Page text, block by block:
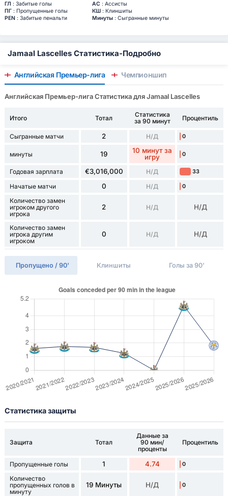
ГЛ : Забитые голы АС : Ассисты
ПГ: Пропущенные голы КШ: Клиншиты
PEN : Забитые пенальти Минуты: Сыгранные минуты
Jamaal Lascelles Статистика-Подробно
Английская Премьер-лига Чемпионшип
Английская Премьер-лига Статистика для Jamaal Lascelles
Итого Тотал
Статистика
за 90 минут
Процентиль
Сыгранные матчи 2 Н/Д 0
минуты 19
10 минут за
игру
0
Годовая зарплата €3,016,000 Н/Д 33
Начатые матчи 0 Н/Д 0
Количество замен
игроком другого
игрока
2 Н/Д Н/Д
Количество замен
игрока другим
игроком
0 Н/Д Н/Д
Пропущено / 90' Клиншиты Голы за 90'
Статистика защиты
Защита Тотал
Данные за
90 мин/
проценты
Процентиль
Пропущенные голы 1 4.74 0
Количество
пропущенных голов в
минуту
19 Минуты Н/Д 0